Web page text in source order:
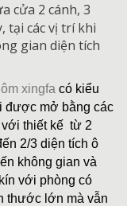
cửa 2 cánh, 3
tại các vị trí khi
gian diện tích
xingfa có kiểu
được mở bằng các
với thiết kế từ 2
2/3 diện tích ô
không gian và
với phòng có
thước lớn mà vẫn